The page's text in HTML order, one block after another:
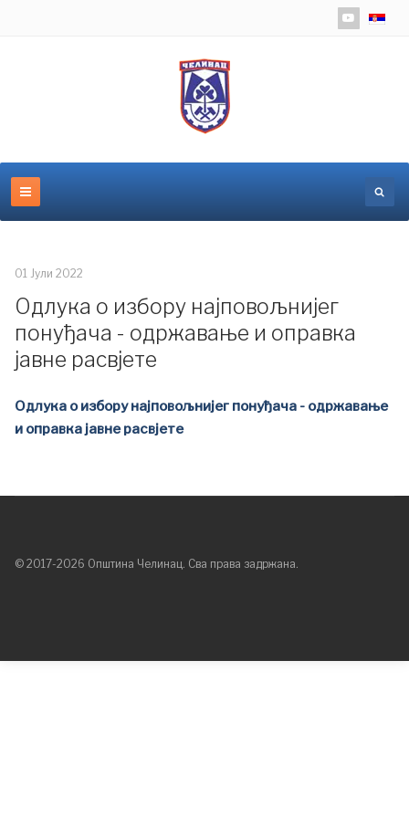
01 Јули 2022
Одлука о избору најповољнијег
понуђача - одржавање и оправка
јавне расвјете
Одлука о избору најповољнијег понуђача - одржавање
и оправка јавне расвјете
© 2017-2026 Општина Челинац. Сва права задржана.